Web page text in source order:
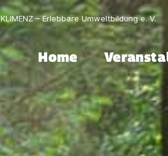
KLIMENZ – Erlebbare Umweltbildung e. V.
Home